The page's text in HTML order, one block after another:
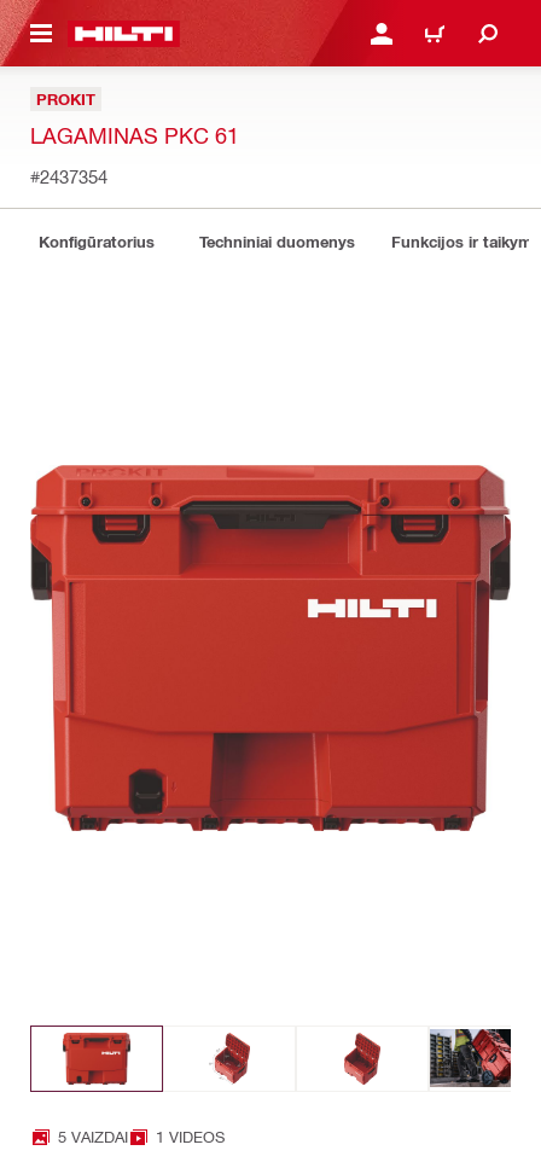
TURINIO PRISIJUNGTI ARBA
PIRKINIŲ
PROKIT
LAGAMINAS PKC 61
#2437354
Konfigūratorius Techniniai duomenys Funkcijos ir
5 VAIZDAI 1 VIDEOS